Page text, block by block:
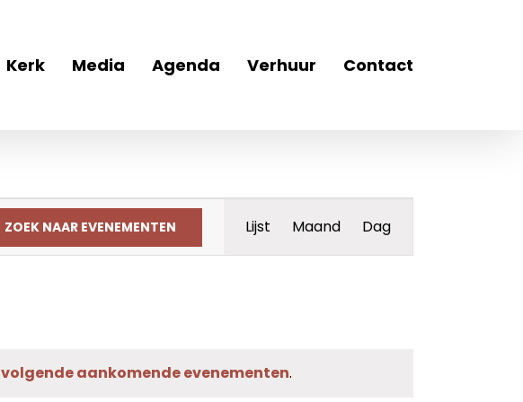
Kerk Media Agenda Verhuur Contact
volgende aankomende evenementen.
ZOEK NAAR EVENEMENTEN
weergaven
navigatie
Lijst Maand Dag